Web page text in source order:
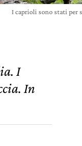
I caprioli sono stati per
I
In